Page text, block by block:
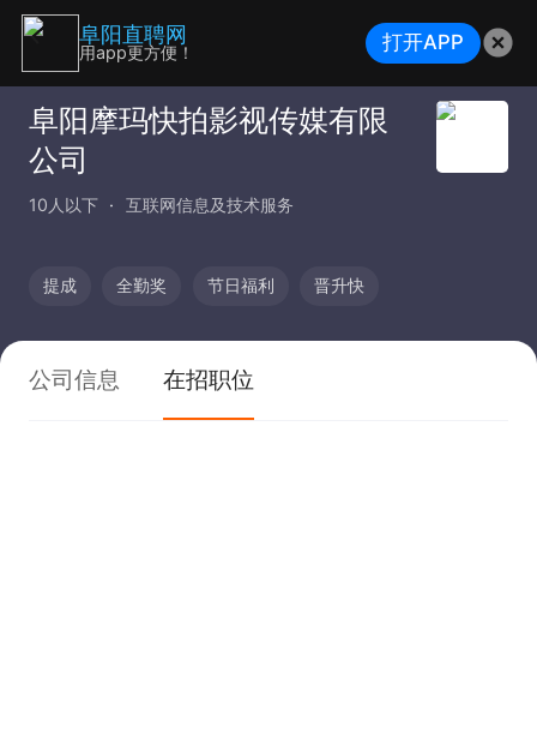
阜阳摩玛快拍影视传媒有限
公司
10人以下 互联网信息及技术服务
提成 全勤奖 节日福利 晋升快
公司信息 在招职位
阜阳直聘网
用app更方便！ 打开APP